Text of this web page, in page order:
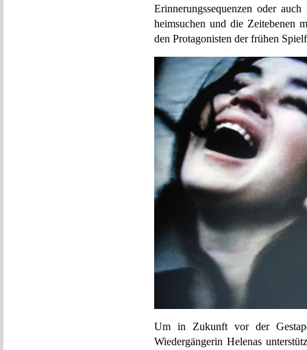
Erinnerungssequenzen oder
heimsuchen und die Zeitebenen
den Protagonisten der frühen
Um in Zukunft vor der
Wiedergängerin Helenas